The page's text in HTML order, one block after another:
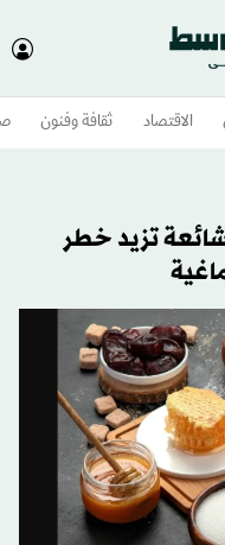
الاقتصاد ثقافة وفنون
تزيد خطر